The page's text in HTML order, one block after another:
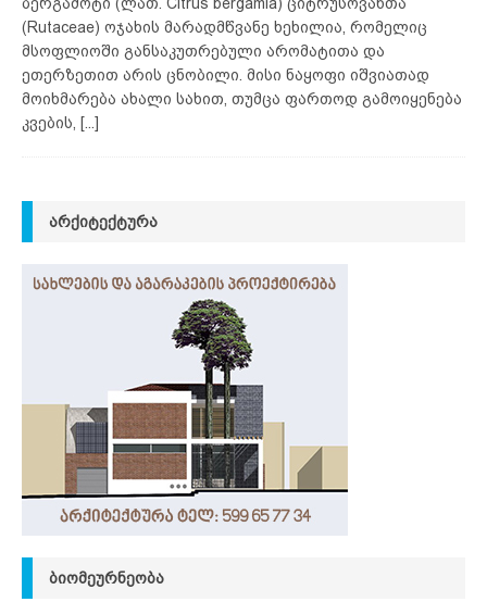
(Rutaceae) ოჯახის მარადმწვანე ხეხილია, რომელიც
მსოფლიოში განსაკუთრებული არომატითა და
ეთერზეთით არის ცნობილი. მისი ნაყოფი იშვიათად
მოიხმარება ახალი სახით, თუმცა ფართოდ გამოიყენება
კვების,
[...]
ᲐᲠᲥᲘᲢᲔᲥᲢᲣᲠᲐ
ᲑᲘᲝᲛᲔᲣᲠᲜᲔᲝᲑᲐ